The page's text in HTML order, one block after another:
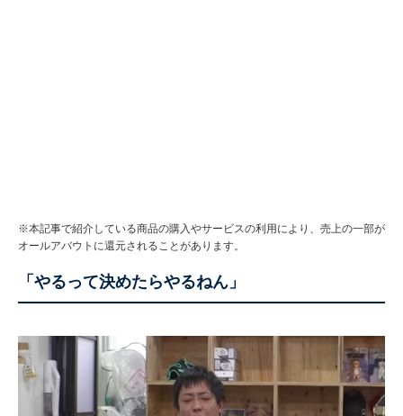
※本記事で紹介している商品の購入やサービスの利用により、売上の一部が
オールアバウトに還元されることがあります。
「やるって決めたらやるねん」